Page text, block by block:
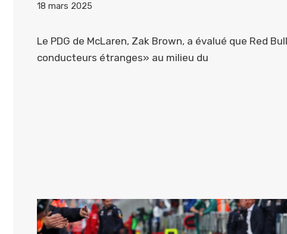
18 mars 2025
Le PDG de McLaren, Zak Brown, a évalué que Red
conducteurs étranges» au milieu du